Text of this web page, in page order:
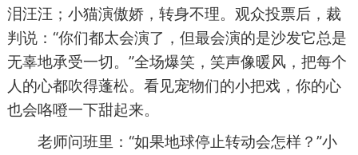
泪汪汪；小猫演傲娇，转身不理。观众投票后，裁
判说：“你们都太会演了，但最会演的是沙发它总是
无辜地承受一切。”全场爆笑，笑声像暖风，把每个
人的心都吹得蓬松。看见宠物们的小把戏，你的心
也会咯噔一下甜起来。
老师问班里：“如果地球停止转动会怎样？”小